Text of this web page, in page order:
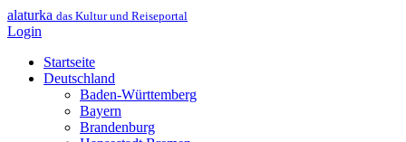
alaturka das Kultur und Reiseportal
Login
Startseite
Deutschland
Baden-Württemberg
Bayern
Brandenburg